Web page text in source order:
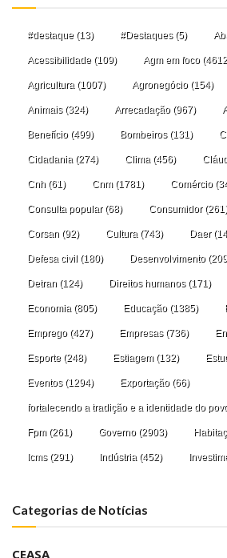
#destaque (13) #Destaques(5)
Acessibilidade (109) Agm em foco
Agricultura (1007) Agronegócio(154)
Animais(324) Arrecadação(967)
Benefício(499) Bombeiros(131)
Cidadania (274) Clima (456)
Cnh (61) Cnm(1781) Comércio
Consulta popular(68) Consumidor(261)
Corsan (92) Cultura (743) Daer
Defesa civil (180) Desenvolvimento
Detran (124) Direitos humanos(171)
Economia (805) Educação(1385)
Emprego(427) Empresas(736)
Esporte (248) Estiagem(132)
Eventos(1294) Exportação(66)
fortalecendo a tradição e a identidade do
Fpm(261) Governo(2903)
Icms(291) Indústria (452)
Categorias de Notícias
CEASA